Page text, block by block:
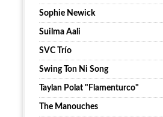
Sophie Newick
Suilma Aali
SVC Trío
Swing Ton Ni Song
Taylan Polat "Flamenturco"
The Manouches